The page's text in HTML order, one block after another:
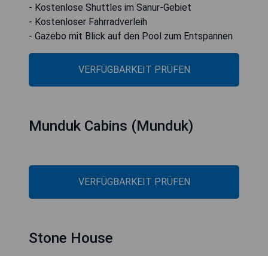
- Kostenlose Shuttles im Sanur-Gebiet
- Kostenloser Fahrradverleih
- Gazebo mit Blick auf den Pool zum Entspannen
VERFÜGBARKEIT PRÜFEN
Munduk Cabins (Munduk)
VERFÜGBARKEIT PRÜFEN
Stone House